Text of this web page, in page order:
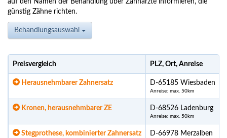
auf den Namen der Behandlung über Zahnärzte informieren, die
günstig Zähne richten.
Behandlungsauswahl
Preisvergleich PLZ, Ort, Anreise
Herausnehmbarer Zahnersatz D-65185 Wiesbaden
Anreise: max. 50km
Kronen, herausnehmbarer ZE D-68526 Ladenburg
Anreise: max. 50km
Stegprothese, kombinierter Zahnersatz D-66978 Merzalben